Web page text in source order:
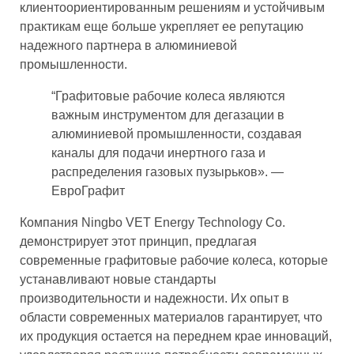
клиентоориентированным решениям и устойчивым
практикам еще больше укрепляет ее репутацию
надежного партнера в алюминиевой
промышленности.
“Графитовые рабочие колеса являются
важным инструментом для дегазации в
алюминиевой промышленности, создавая
каналы для подачи инертного газа и
распределения газовых пузырьков». —
ЕвроГрафит
Компания Ningbo VET Energy Technology Co.
демонстрирует этот принцип, предлагая
современные графитовые рабочие колеса, которые
устанавливают новые стандарты
производительности и надежности. Их опыт в
области современных материалов гарантирует, что
их продукция остается на переднем крае инноваций,